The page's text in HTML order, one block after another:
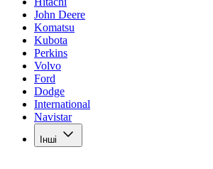
John Deere
Komatsu
Kubota
Perkins
Volvo
Ford
Dodge
International
Navistar
Інші